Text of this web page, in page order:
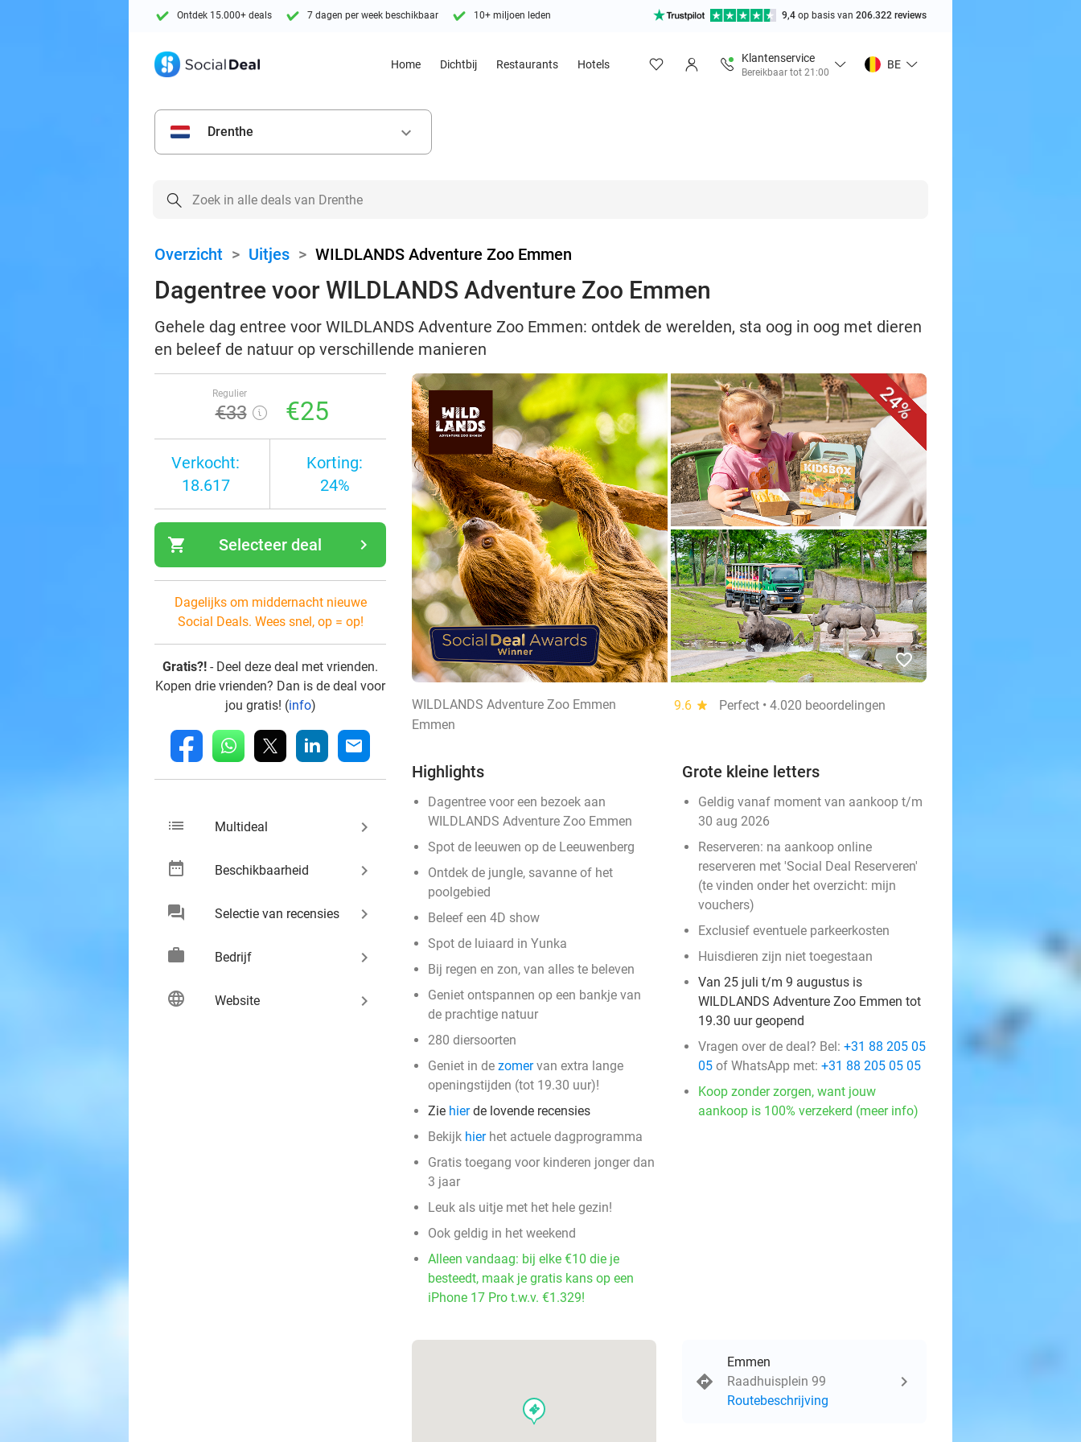
Ontdek 15.000+ deals 7 dagen per week beschikbaar 10+ miljoen leden 9,4 op basis van 206.322 reviews
Home Dichtbij Restaurants Hotels
Klantenservice
Bereikbaar tot 21:00
BE
Drenthe keyboard_arrow_down
Overzicht > Uitjes > WILDLANDS Adventure Zoo Emmen
Dagentree voor WILDLANDS Adventure Zoo Emmen
Gehele dag entree voor WILDLANDS Adventure Zoo Emmen: ontdek de werelden, sta oog in oog met dieren
en beleef de natuur op verschillende manieren
Regulier
€33 €25
Verkocht:
18.617
Korting:
24%
shopping_cart navigate_next
Selecteer deal
Dagelijks om middernacht nieuwe
Social Deals. Wees snel, op = op!
Gratis?! - Deel deze deal met vrienden.
Kopen drie vrienden? Dan is de deal voor
jou gratis! (info)
fb whatsapp linkedin mail
list Multideal keyboard_arrow_right
date_range Beschikbaarheid keyboard_arrow_right
chat Selectie van recensies keyboard_arrow_right
work Bedrijf keyboard_arrow_right
language Website keyboard_arrow_right
24%
favorite_border
WILDLANDS Adventure Zoo Emmen 9.6 star
Perfect • 4.020 beoordelingen
Emmen
Highlights
Dagentree voor een bezoek aan
WILDLANDS Adventure Zoo Emmen
Spot de leeuwen op de Leeuwenberg
Ontdek de jungle, savanne of het
poolgebied
Beleef een 4D show
Spot de luiaard in Yunka
Bij regen en zon, van alles te beleven
Geniet ontspannen op een bankje van
de prachtige natuur
280 diersoorten
Geniet in de zomervan extra lange
openingstijden (tot 19.30 uur)!
Zie hierde lovende recensies
Bekijk hierhet actuele dagprogramma
Gratis toegang voor kinderen jonger dan
3 jaar
Leuk als uitje met het hele gezin!
Ook geldig in het weekend
Alleen vandaag: bij elke €10 die je
besteedt, maak je gratis kans op een
iPhone 17 Pro t.w.v. €1.329!
Grote kleine letters
Geldig vanaf moment van aankoop t/m
30 aug 2026
Reserveren: na aankoop online
reserveren met 'Social Deal Reserveren'
(te vinden onder het overzicht: mijn
vouchers)
Exclusief eventuele parkeerkosten
Huisdieren zijn niet toegestaan
Van 25 juli t/m 9 augustus is
WILDLANDS Adventure Zoo Emmen tot
19.30 uur geopend
Vragen over de deal? Bel: +31 88 205 05
05 of WhatsApp met: +31 88 205 05 05
Koop zonder zorgen, want jouw
aankoop is 100% verzekerd (meer info)
events
Emmen
Raadhuisplein 99
Routebeschrijving